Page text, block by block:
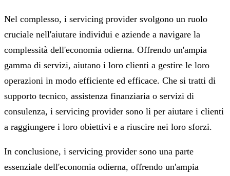
Nel complesso, i servicing provider svolgono un ruolo
cruciale nell'aiutare individui e aziende a navigare la
complessità dell'economia odierna. Offrendo un'ampia
gamma di servizi, aiutano i loro clienti a gestire le loro
operazioni in modo efficiente ed efficace. Che si tratti di
supporto tecnico, assistenza finanziaria o servizi di
consulenza, i servicing provider sono lì per aiutare i clienti
a raggiungere i loro obiettivi e a riuscire nei loro sforzi.
In conclusione, i servicing provider sono una parte
essenziale dell'economia odierna, offrendo un'ampia